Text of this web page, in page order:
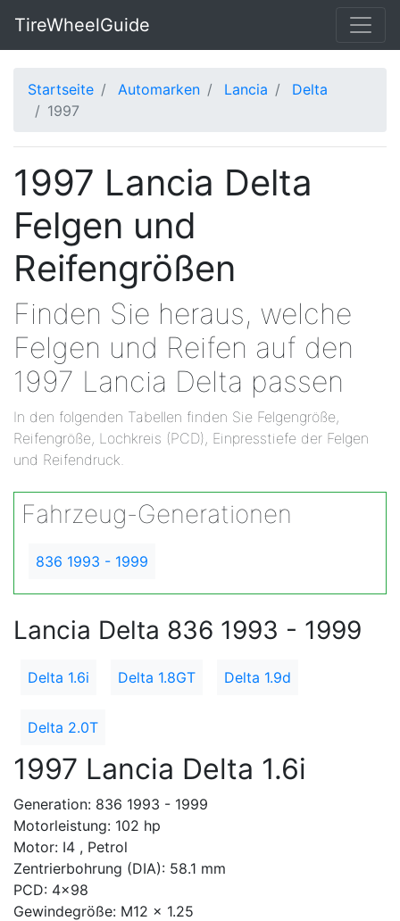
TireWheelGuide
Startseite Automarken Lancia
Delta
1997
1997 Lancia Delta
Felgen und
Reifengrößen
Finden Sie heraus, welche
Felgen und Reifen auf den
1997 Lancia Delta passen
In den folgenden Tabellen finden Sie Felgengröße,
Reifengröße, Lochkreis (PCD), Einpresstiefe der Felgen
und Reifendruck.
Fahrzeug-Generationen
836 1993 - 1999
Lancia Delta 836 1993 - 1999
Delta 1.6i Delta 1.8GT Delta 1.9d
Delta 2.0T
1997 Lancia Delta 1.6i
Generation: 836 1993 - 1999
Motorleistung: 102 hp
Motor: I4 , Petrol
Zentrierbohrung (DIA): 58.1 mm
PCD: 4x98
Gewindegröße: M12 x 1.25